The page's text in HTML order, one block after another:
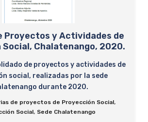
Proyectos y Actividades de
Chalatenango, 2020.
de proyectos y actividades de
social, realizadas por la sede
durante 2020.
de proyectos de Proyección Social,
Social, Sede Chalatenango